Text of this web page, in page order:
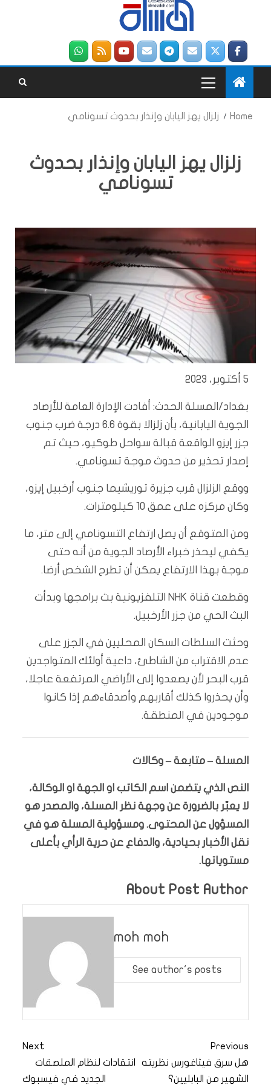
Home زلزال يهز اليابان وإنذار بحدوث تسونامي
زلزال يهز اليابان وإنذار بحدوث
تسونامي
5 أكتوبر، 2023
بغداد/المسلة الحدث: أفادت الإدارة العامة للأرصاد
الجوية اليابانية، بأن زلزالا بقوة 6.6 درجة ضرب جنوب
جزر إيزو الواقعة قبالة سواحل طوكيو، حيث تم
إصدار تحذير من حدوث موجة تسونامي.
ووقع الزلزال قرب جزيرة توريشيما جنوب أرخبيل إيزو،
وكان مركزه على عمق 10 كيلومترات.
ومن المتوقع أن يصل ارتفاع التسونامي إلى متر، ما
يكفي ليحذر خبراء الأرصاد الجوية من أنه حتى
موجة بهذا الارتفاع يمكن أن تطرح الشخص أرضا.
وقطعت قناة NHK التلفزيونية بث برامجها وبدأت
البث الحي من جزر الأرخبيل.
وحثت السلطات السكان المحليين في الجزر على
عدم الاقتراب من الشاطئ، داعية أولئك المتواجدين
قرب البحر لأن يصعدوا إلى الأراضي المرتفعة عاجلا،
وأن يحذروا كذلك أقاربهم وأصدقاءهم إذا كانوا
موجودين في المنطقة.
المسلة – متابعة – وكالات
النص الذي يتضمن اسم الكاتب او الجهة او الوكالة،
لا يعبّر بالضرورة عن وجهة نظر المسلة، والمصدر هو
المسؤول عن المحتوى. ومسؤولية المسلة هو في
نقل الأخبار بحيادية، والدفاع عن حرية الرأي بأعلى
مستوياتها.
About Post Author
moh moh
See author's posts
Previous
هل سرق فيثاغورس نظريته
الشهير من البابليين؟
Next
انتقادات لنظام الملصقات
الجديد في فيسبوك